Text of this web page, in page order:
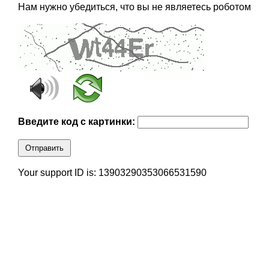
Нам нужно убедиться, что вы не являетесь роботом
Введите код с картинки:
Отправить
Your support ID is: 13903290353066531590